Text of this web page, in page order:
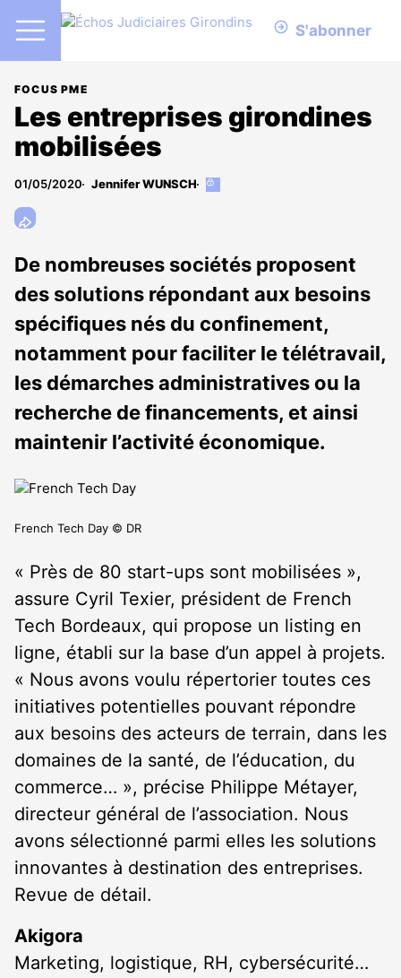
S'abonner
FOCUS PME
Les entreprises girondines
mobilisées
01/05/2020 Jennifer WUNSCH
Cet
aux
abonnés
De nombreuses sociétés proposent
des solutions répondant aux besoins
spécifiques nés du confinement,
notamment pour faciliter le télétravail,
les démarches administratives ou la
recherche de financements, et ainsi
maintenir l’activité économique.
French Tech Day © DR
« Près de 80 start-ups sont mobilisées »,
assure Cyril Texier, président de French
Tech Bordeaux, qui propose un listing en
ligne, établi sur la base d’un appel à projets.
« Nous avons voulu répertorier toutes ces
initiatives potentielles pouvant répondre
aux besoins des acteurs de terrain, dans les
domaines de la santé, de l’éducation, du
commerce… », précise Philippe Métayer,
directeur général de l’association. Nous
avons sélectionné parmi elles les solutions
innovantes à destination des entreprises.
Revue de détail.
Akigora
Marketing, logistique, RH, cybersécurité…